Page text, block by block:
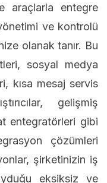
araçlarla entegre
ve kontrolü
olanak tanır. Bu
sosyal medya
kısa mesaj servis
gelişmiş
entegratörleri gibi
çözümleri
şirketinizin iş
eksiksiz ve